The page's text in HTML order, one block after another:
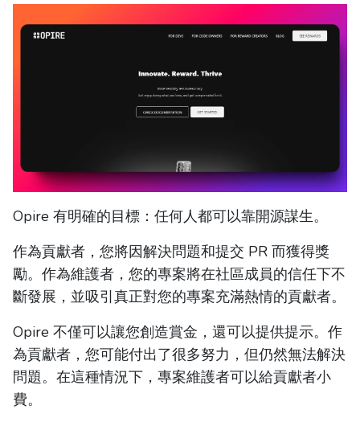
Opire 有明確的目標：任何人都可以靠開源謀生。
作為貢獻者，您將因解決問題和提交 PR 而獲得獎
勵。作為維護者，您的專案將在社區成員的信任下不
斷發展，並吸引真正對您的專案充滿熱情的貢獻者。
Opire 不僅可以讓您創造賞金，還可以提供提示。作
為貢獻者，您可能付出了很多努力，但仍然無法解決
問題。在這種情況下，專案維護者可以給貢獻者小
費。